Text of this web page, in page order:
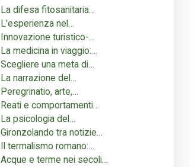
La difesa fitosanitaria…
L'esperienza nel…
Innovazione turistico-…
La medicina in viaggio:…
Scegliere una meta di…
La narrazione del…
Peregrinatio, arte,…
Reati e comportamenti…
La psicologia del…
Gironzolando tra notizie…
Il termalismo romano:…
Acque e terme nei secoli…